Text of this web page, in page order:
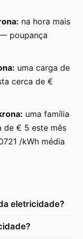
na hora mais
poupança
uma carga de
cerca de €
uma família
de € 5 este mês
/kWh média
eletricidade?